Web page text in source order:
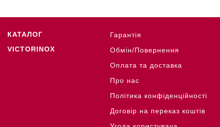
КАТАЛОГ
VICTORINOX
Гарантія
Обмін/Повернення
Оплата та доставка
Про нас
Політика конфіденційності
Договір на переказ коштів